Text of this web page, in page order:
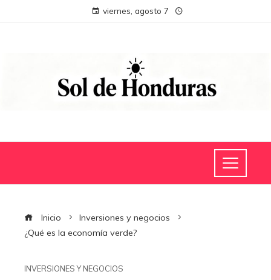
viernes, agosto 7
Inicio
Inversiones y negocios
¿Qué es la economía verde?
INVERSIONES Y NEGOCIOS